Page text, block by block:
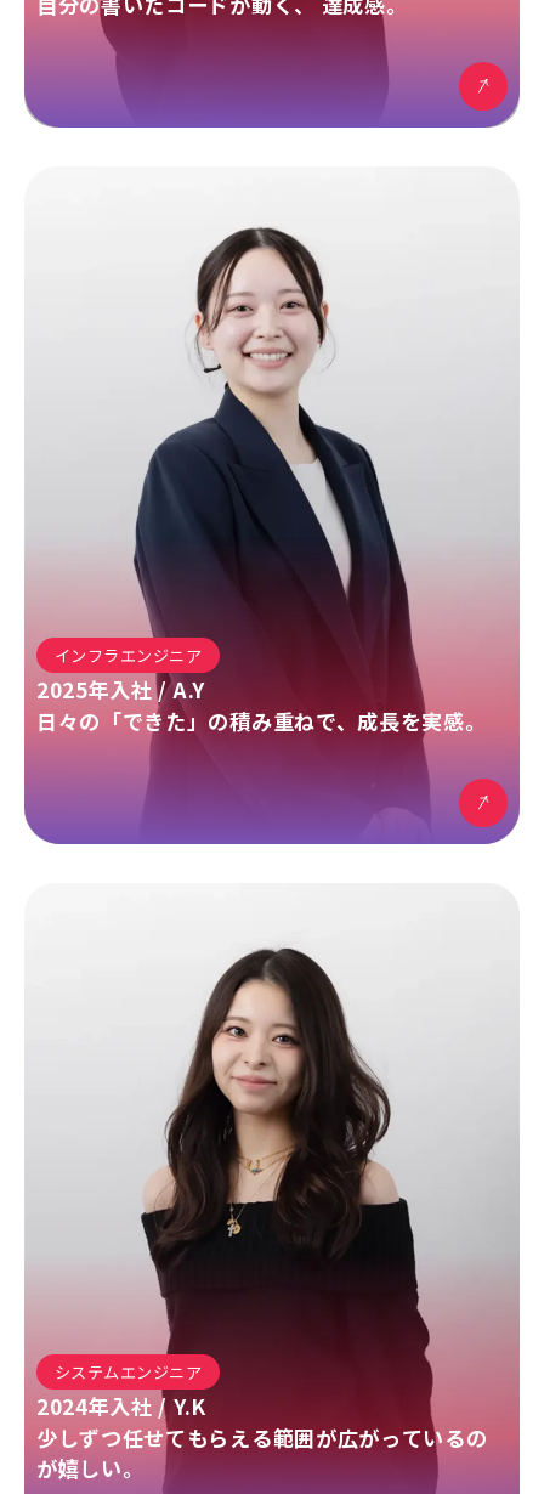
インフラエンジニア
2025年入社 /A.Y
日々の「できた」の積み重ねで、成長を実感。
システムエンジニア
2024年入社 / Y.K
少しずつ任せてもらえる範囲が広がっているの
が嬉しい。